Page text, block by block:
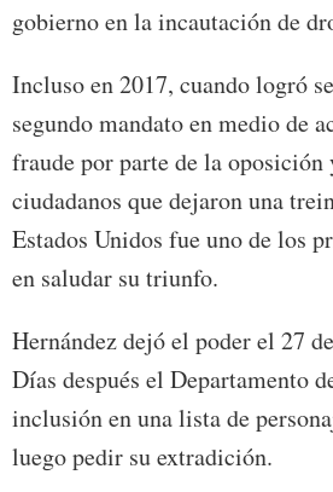
gobierno en la incautación de
Incluso en 2017, cuando logró
segundo mandato en medio de
fraude por parte de la
ciudadanos que dejaron una
Estados Unidos fue uno de los
en saludar su triunfo.
Hernández dejó el poder el 27
Días después el Departamento
inclusión en una lista de
luego pedir su extradición.